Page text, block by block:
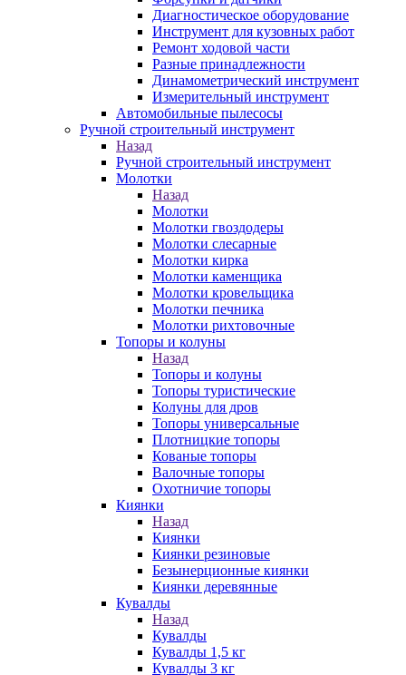
Диагностическое оборудование
Инструмент для кузовных работ
Ремонт ходовой части
Разные принадлежности
Динамометрический инструмент
Измерительный инструмент
Автомобильные пылесосы
Ручной строительный инструмент
Назад
Ручной строительный инструмент
Молотки
Назад
Молотки
Молотки гвоздодеры
Молотки слесарные
Молотки кирка
Молотки каменщика
Молотки кровельщика
Молотки печника
Молотки рихтовочные
Топоры и колуны
Назад
Топоры и колуны
Топоры туристические
Колуны для дров
Топоры универсальные
Плотницкие топоры
Кованые топоры
Валочные топоры
Охотничие топоры
Киянки
Назад
Киянки
Киянки резиновые
Безынерционные киянки
Киянки деревянные
Кувалды
Назад
Кувалды
Кувалды 1,5 кг
Кувалды 3 кг